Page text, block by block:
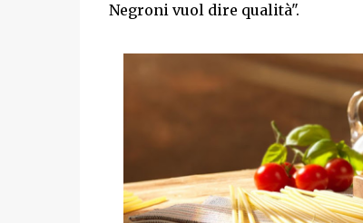
Negroni vuol dire qualità".